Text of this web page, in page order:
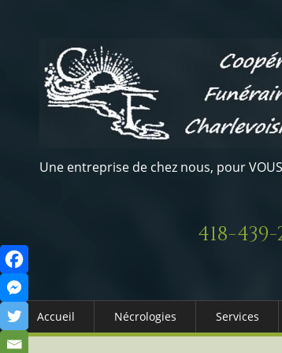
Une entreprise de chez nous, pour VOUS
418-
Accueil Nécrologies Services